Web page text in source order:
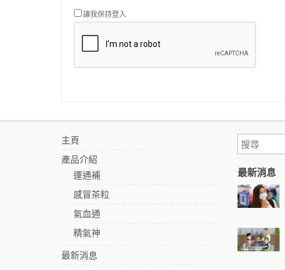
讓我保持登入
主頁
產品介紹
運通補
感冒茶粒
氣血通
精氣神
最新消息
最新消息